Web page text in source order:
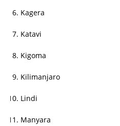
Kagera
Katavi
Kigoma
Kilimanjaro
Lindi
Manyara